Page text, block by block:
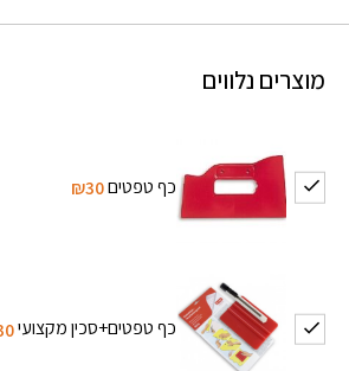
מוצרים נלווים
כף טפטים₪30
כף טפטים+סכין מקצועי